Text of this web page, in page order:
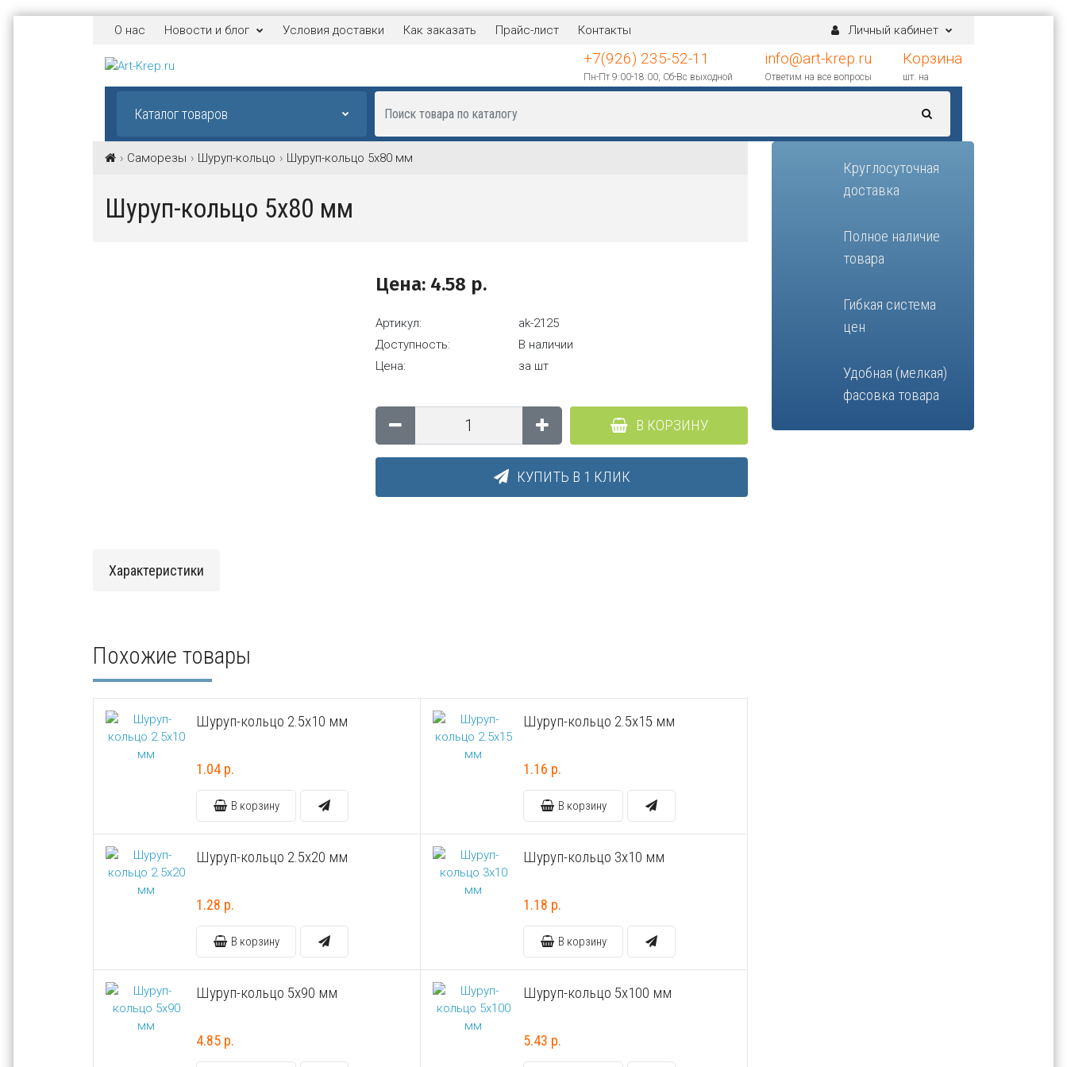
О нас Новости и блог Условия доставки Как заказать Прайс-лист Контакты Личный кабинет
+7(926) 235-52-11
Пн-Пт 9:00-18:00, Сб-Вс выходной
info@art-krep.ru
Ответим на все вопросы
Корзина
шт. на
Каталог товаров
Саморезы Шуруп-кольцо Шуруп-кольцо 5х80 мм
Шуруп-кольцо 5х80 мм
Цена: 4.58 р.
Артикул:
ak-2125
Доступность:
В наличии
Цена:
за шт
В КОРЗИНУ
КУПИТЬ В 1 КЛИК
Характеристики
Похожие товары
Шуруп-кольцо 2.5х10 мм
1.04 р.
В корзину
Шуруп-кольцо 2.5х15 мм
1.16 р.
В корзину
Шуруп-кольцо 2.5х20 мм
1.28 р.
В корзину
Шуруп-кольцо 3х10 мм
1.18 р.
В корзину
Шуруп-кольцо 5х90 мм
4.85 р.
Шуруп-кольцо 5х100 мм
5.43 р.
Круглосуточная
доставка
Полное наличие
товара
Гибкая система
цен
Удобная (мелкая)
фасовка товара